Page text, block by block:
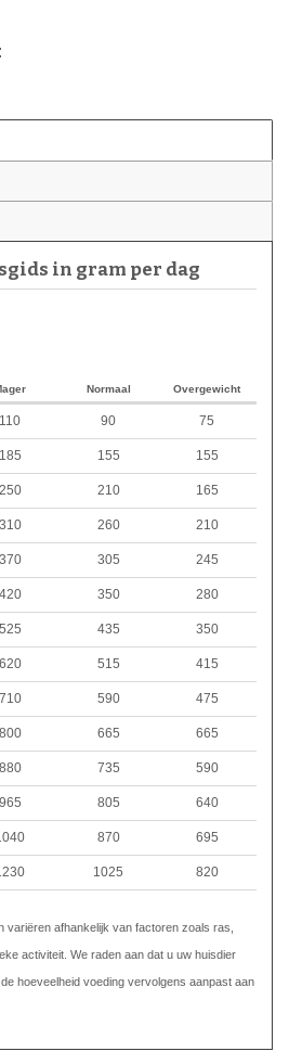
in gram per dag
Normaal Overgewicht
110 90 75
185 155 155
250 210 165
310 260 210
370 305 245
420 350 280
525 435 350
620 515 415
710 590 475
800 665 665
880 735 590
965 805 640
870 695
1025 820
variëren afhankelijk van factoren zoals ras,
activiteit. We raden aan dat u uw huisdier
hoeveelheid voeding vervolgens aanpast aan